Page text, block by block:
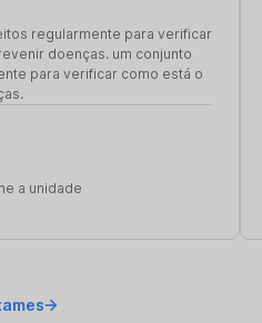
regularmente para verificar
doenças. um conjunto
para verificar como está o
a unidade